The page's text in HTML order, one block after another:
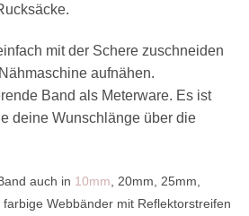
mit der Schere zuschneiden
aufnähen.
Band als Meterware. Es ist
deine Wunschlänge über die
auch in 10mm, 20mm, 25mm,
Webbänder mit Reflektorstreifen